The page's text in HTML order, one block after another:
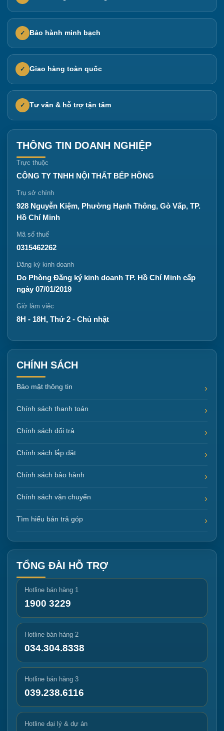
✓ Bảo hành minh bạch
✓ Giao hàng toàn quốc
✓ Tư vấn & hỗ trợ tận tâm
THÔNG TIN DOANH NGHIỆP
Trực thuộc
CÔNG TY TNHH NỘI THẤT BẾP HỒNG
Trụ sở chính
928 Nguyễn Kiệm, Phường Hạnh Thông, Gò Vấp, TP.
Hồ Chí Minh
Mã số thuế
0315462262
Đăng ký kinh doanh
Do Phòng Đăng ký kinh doanh TP. Hồ Chí Minh cấp
ngày 07/01/2019
Giờ làm việc
8H - 18H, Thứ 2 - Chủ nhật
CHÍNH SÁCH
Bảo mật thông tin
Chính sách thanh toán
Chính sách đổi trả
Chính sách lắp đặt
Chính sách bảo hành
Chính sách vận chuyển
Tìm hiểu bán trả góp
TỔNG ĐÀI HỖ TRỢ
Hotline bán hàng 1
1900 3229
Hotline bán hàng 2
034.304.8338
Hotline bán hàng 3
039.238.6116
Hotline đại lý & dự án